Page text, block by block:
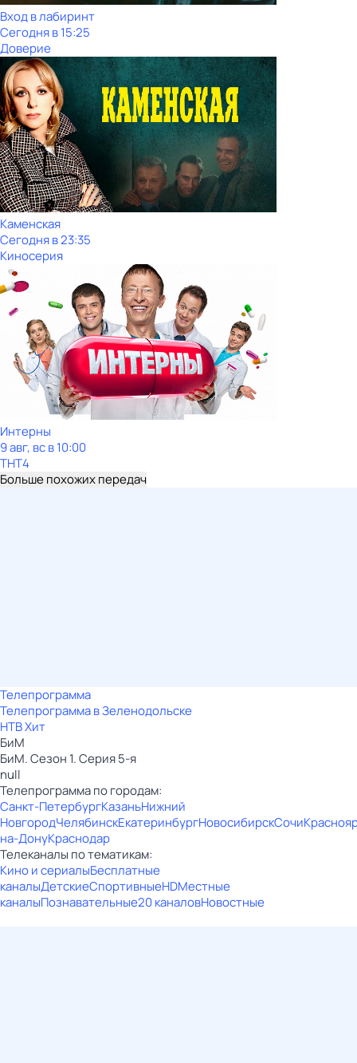
Вход в лабиринт
Сегодня в 15:25
Доверие
Каменская
Сегодня в 23:35
Киносерия
Интерны
9 авг, вс в 10:00
ТНТ4
Больше похожих передач
Телепрограмма
Телепрограмма в Зеленодольске
НТВ Хит
БиМ
БиМ. Сезон 1. Серия 5-я
null
Телепрограмма по городам:
Санкт-ПетербургКазаньНижний
НовгородЧелябинскЕкатеринбургНовосибирскСочи
на-ДонуКраснодар
Телеканалы по тематикам:
Кино и сериалыБесплатные
каналыДетскиеСпортивныеHDМестные
каналыПознавательные20 каналовНовостные